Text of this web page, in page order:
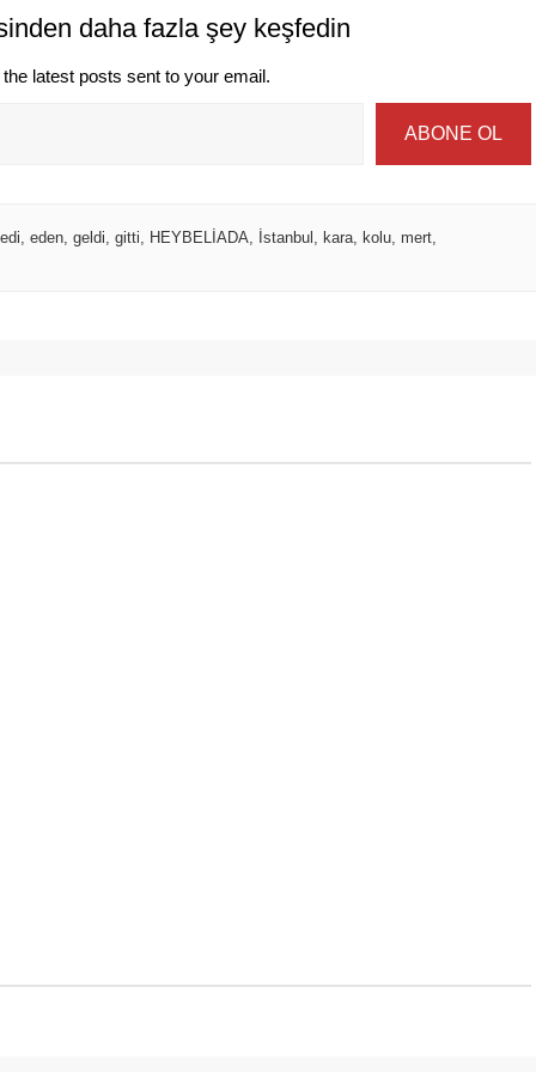
daha fazla şey keşfedin
latest posts sent to your email.
ABONE OL
, eden, geldi, gitti, HEYBELİADA, İstanbul , kara, kolu, mert,